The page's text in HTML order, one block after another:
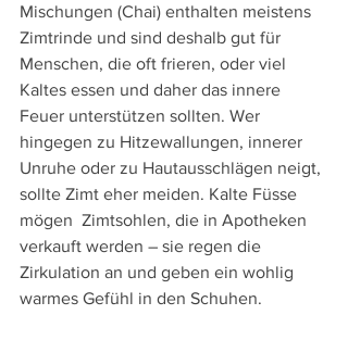
Mischungen (Chai) enthalten meistens
Zimtrinde und sind deshalb gut für
Menschen, die oft frieren, oder viel
Kaltes essen und daher das innere
Feuer unterstützen sollten. Wer
hingegen zu Hitzewallungen, innerer
Unruhe oder zu Hautausschlägen neigt,
sollte Zimt eher meiden. Kalte Füsse
mögen  Zimtsohlen, die in Apotheken
verkauft werden – sie regen die
Zirkulation an und geben ein wohlig
warmes Gefühl in den Schuhen.